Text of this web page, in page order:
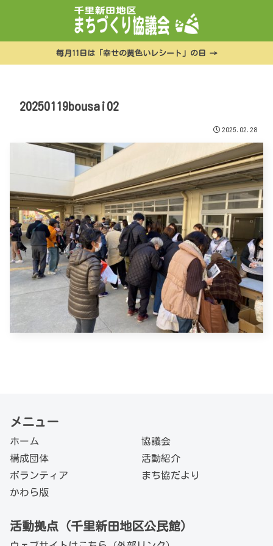
毎月11日は「幸せの黄色いレシート」の日 →
20250119bousai02
2025.02.28
メニュー
ホーム
協議会
構成団体
活動紹介
ボランティア
まち協だより
かわら版
活動拠点（千里新田地区公民館）